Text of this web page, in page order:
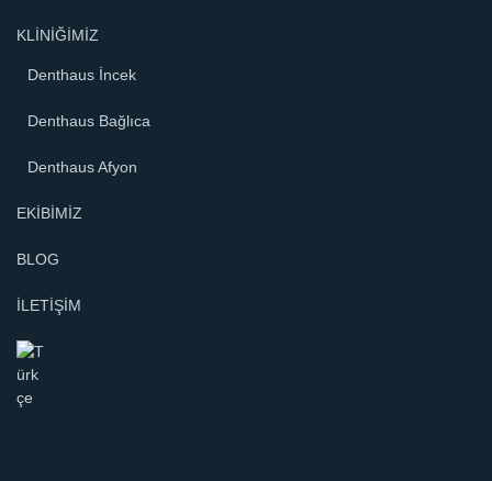
KLİNİĞİMİZ
Denthaus İncek
Denthaus Bağlıca
Denthaus Afyon
EKİBİMİZ
BLOG
İLETİŞİM